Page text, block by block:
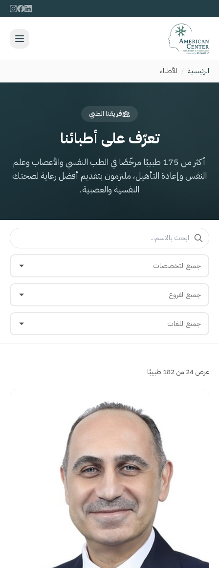
الرئيسية / الأطباء
فريقنا الطبي
تعرّف على أطبائنا
أكثر من 175 طبيبًا مرخّصًا في الطب النفسي والأعصاب وعلم
النفس وإعادة التأهيل، ملتزمون بتقديم أفضل رعاية لصحتك
النفسية والعصبية.
جميع التخصصات
جميع الفروع
جميع اللغات
عرض 24 من 182 طبيبًا